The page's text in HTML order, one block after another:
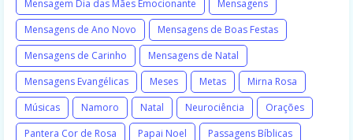
Mensagem Dia das Mães Emocionante
Mensagens
Mensagens de Ano Novo
Mensagens de Boas Festas
Mensagens de Carinho
Mensagens de Natal
Mensagens Evangélicas
Meses Metas
Mirna Rosa
Músicas
Namoro Natal Neurociência
Orações
Pantera Cor de Rosa
Papai Noel Passagens Bíblicas